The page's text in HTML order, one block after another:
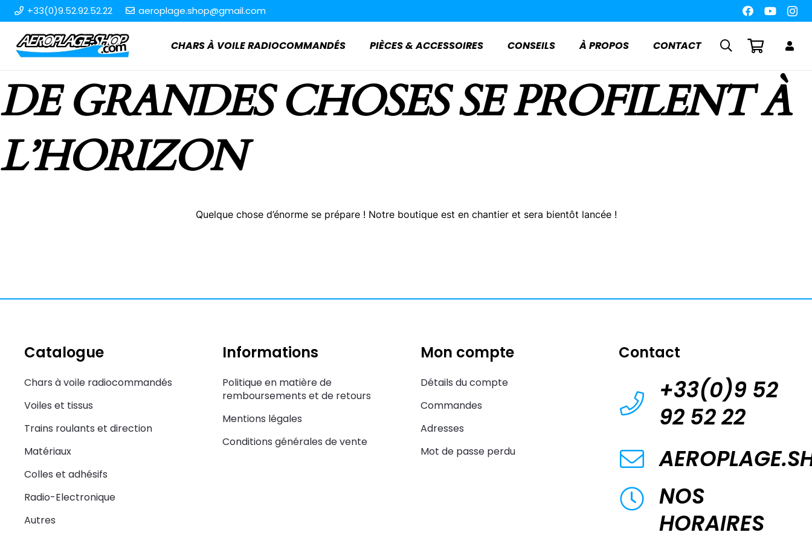
+33(0)9.52.92.52.22 aeroplage.shop@gmail.com
CHARS À VOILE RADIOCOMMANDÉS PIÈCES & ACCESSOIRES CONSEILS À PROPOS CONTACT
DE GRANDES CHOSES SE PROFILENT À
L’HORIZON
Quelque chose d’énorme se prépare ! Notre boutique est en chantier et sera bientôt lancée !
Catalogue
Chars à voile radiocommandés
Voiles et tissus
Trains roulants et direction
Matériaux
Colles et adhésifs
Radio-Electronique
Autres
Informations
Politique en matière de
remboursements et de retours
Mentions légales
Conditions générales de vente
Mon compte
Détails du compte
Commandes
Adresses
Mot de passe perdu
Contact
+33(0)9 52
92 52 22
NOS
HORAIRES